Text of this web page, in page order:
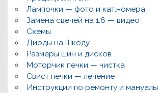
о
н
т
,
в
о
р
о
ы
,
Лампочки — фото и кат.номера
Замена свечей на 1.6 — видео
Схемы
Диоды на Шкоду
Размеры шин и дисков
Моторчик печки — чистка
Свист печки — лечение
Инструкции по ремонту и мануалы